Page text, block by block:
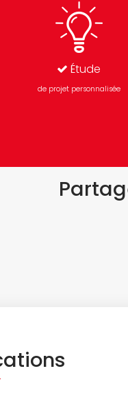
Étude
de projet personnalisée